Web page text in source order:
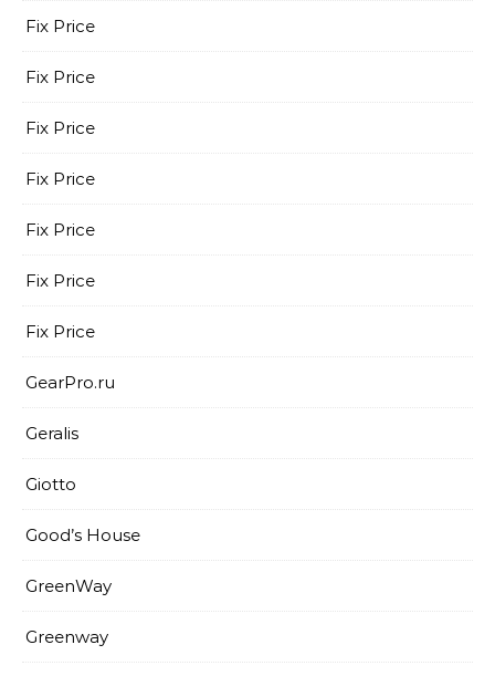
Fix Price
Fix Price
Fix Price
Fix Price
Fix Price
Fix Price
Fix Price
GearPro.ru
Geralis
Giotto
Good’s House
GreenWay
Greenway